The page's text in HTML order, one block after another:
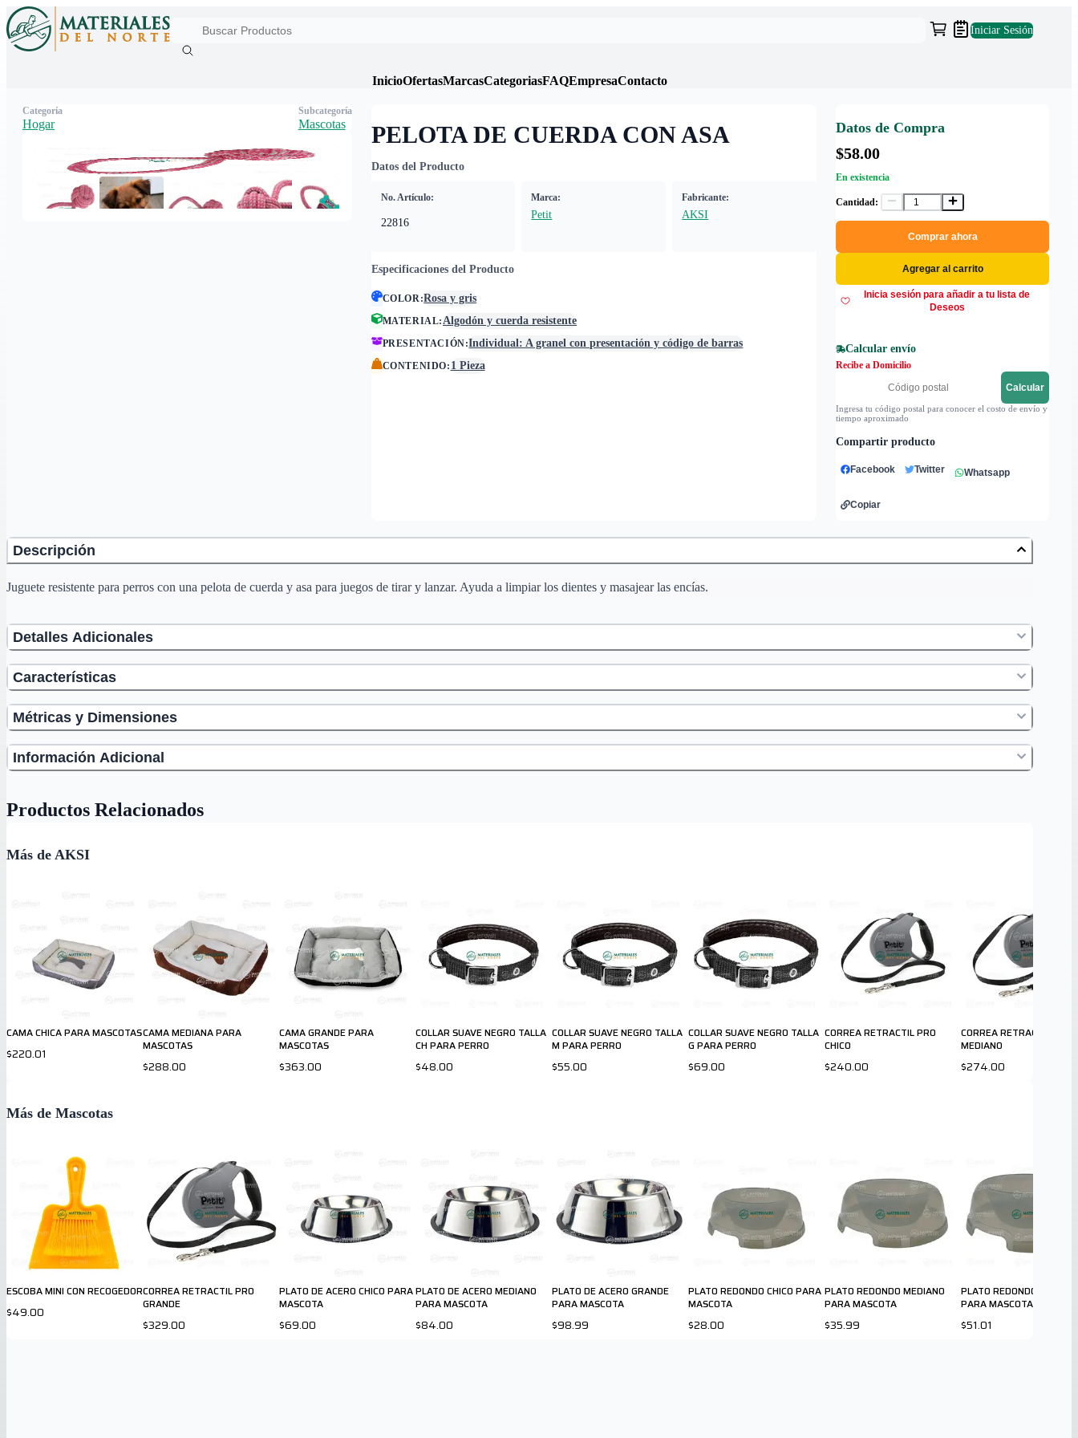
Iniciar Sesión
InicioOfertasMarcasCategoriasFAQEmpresaContacto
PELOTA DE CUERDA CON ASA
Datos del Producto
No. Artículo:
22816
Marca:
Petit
Fabricante:
AKSI
Especificaciones del Producto
COLOR:Rosa y gris
MATERIAL:Algodón y cuerda resistente
PRESENTACIÓN:Individual: A granel con presentación y código de barras
CONTENIDO: 1 Pieza
Datos de Compra
$58.00
En existencia
Cantidad:
Comprar ahora
Agregar al carrito
Inicia sesión para añadir a tu lista de
Deseos
Calcular envío
Recibe a Domicilio
Calcular
Ingresa tu código postal para conocer el costo de envío y
tiempo aproximado
Compartir producto
Facebook Twitter Whatsapp
Copiar
Categoría
Hogar
Subcategoría
Mascotas
Descripción
Juguete resistente para perros con una pelota de cuerda y asa para juegos de tirar y lanzar. Ayuda a limpiar los dientes y masajear las encías.
Detalles Adicionales
Características
Métricas y Dimensiones
Información Adicional
Productos Relacionados
Más de AKSI
CAMA CHICA PARA MASCOTAS
$220.01
CAMA MEDIANA PARA
MASCOTAS
$288.00
CAMA GRANDE PARA
MASCOTAS
$363.00
COLLAR SUAVE NEGRO TALLA
CH PARA PERRO
$48.00
COLLAR SUAVE NEGRO TALLA
M PARA PERRO
$55.00
COLLAR SUAVE NEGRO TALLA
G PARA PERRO
$69.00
CORREA RETRACTIL PRO
CHICO
$240.00
CORREA RETRACTIL PRO
MEDIANO
$274.00
Más de Mascotas
ESCOBA MINI CON RECOGEDOR
$49.00
CORREA RETRACTIL PRO
GRANDE
$329.00
PLATO DE ACERO CHICO PARA
MASCOTA
$69.00
PLATO DE ACERO MEDIANO
PARA MASCOTA
$84.00
PLATO DE ACERO GRANDE
PARA MASCOTA
$98.99
PLATO REDONDO CHICO PARA
MASCOTA
$28.00
PLATO REDONDO MEDIANO
PARA MASCOTA
$35.99
PLATO REDONDO GRANDE
PARA MASCOTA
$51.01